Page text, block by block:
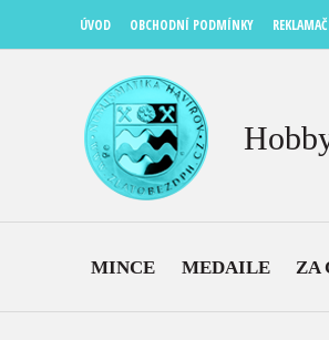
ÚVOD OBCHODNÍ PODMÍNKY
MINCE MEDAILE ZA